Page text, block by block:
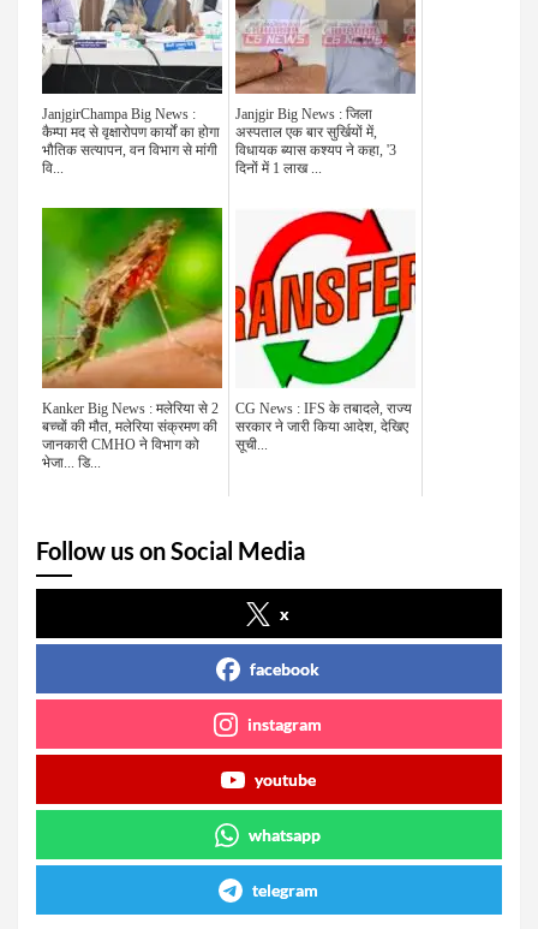
JanjgirChampa Big News :
कैम्पा मद से वृक्षारोपण कार्यों का होगा
भौतिक सत्यापन, वन विभाग से मांगी
वि...
Janjgir Big News : जिला
अस्पताल एक बार सुर्खियों में,
विधायक ब्यास कश्यप ने कहा, '3
दिनों में 1 लाख ...
Kanker Big News : मलेरिया से 2
बच्चों की मौत, मलेरिया संक्रमण की
जानकारी CMHO ने विभाग को
भेजा... डि...
CG News : IFS के तबादले, राज्य
सरकार ने जारी किया आदेश, देखिए
सूची...
Follow us on Social Media
x
facebook
instagram
youtube
whatsapp
telegram